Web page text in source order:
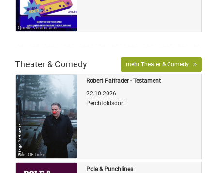
Quelle: Veranstalter
Theater & Comedy mehr Theater & Comedy
Bild: OETicket
Robert Palfrader - Testament
22.10.2026
Perchtoldsdorf
Pole & Punchlines